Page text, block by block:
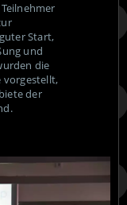
Start,
und
die
vorgestellt,
der